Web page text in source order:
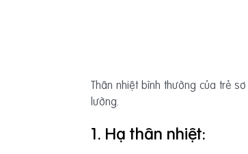
Thân nhiệt bình thường của trẻ
lường.
1. Hạ thân nhiệt: